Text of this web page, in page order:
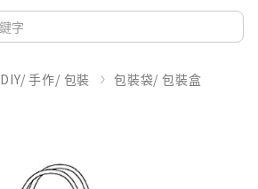
DIY/ 手作/ 包裝 包裝袋/ 包裝盒